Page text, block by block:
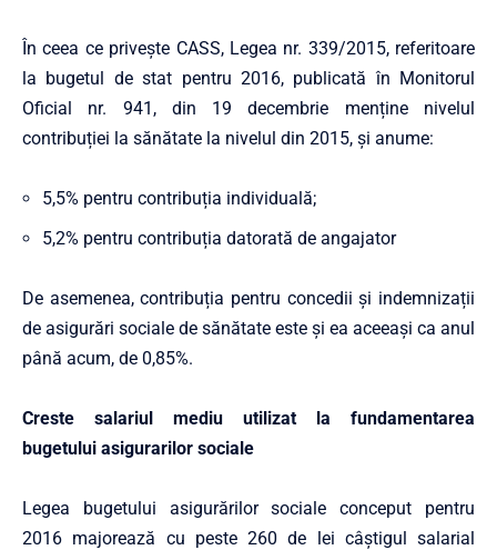
În ceea ce privește CASS, Legea nr. 339/2015, referitoare
la bugetul de stat pentru 2016, publicată în Monitorul
Oficial nr. 941, din 19 decembrie menține nivelul
contribuției la sănătate la nivelul din 2015, și anume:
5,5% pentru contribuția individuală;
5,2% pentru contribuția datorată de angajator
De asemenea, contribuția pentru concedii și indemnizații
de asigurări sociale de sănătate este și ea aceeași ca anul
până acum, de 0,85%.
Creste salariul mediu utilizat la fundamentarea
bugetului asigurarilor sociale
Legea bugetului asigurărilor sociale conceput pentru
2016 majorează cu peste 260 de lei câștigul salarial